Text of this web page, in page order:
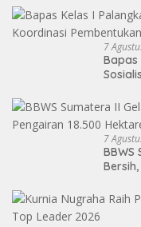
7
Bapas
7
BBWS